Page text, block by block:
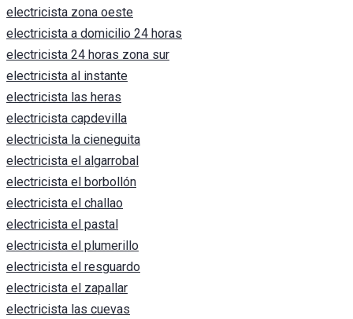
electricista zona oeste
electricista a domicilio 24 horas
electricista 24 horas zona sur
electricista al instante
electricista las heras
electricista capdevilla
electricista la cieneguita
electricista el algarrobal
electricista el borbollón
electricista el challao
electricista el pastal
electricista el plumerillo
electricista el resguardo
electricista el zapallar
electricista las cuevas